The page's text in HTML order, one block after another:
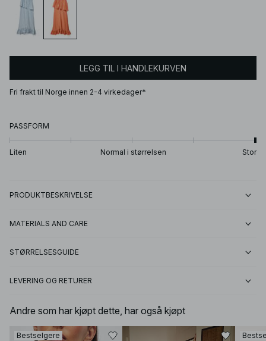
LEGG TIL I HANDLEKURVEN
Fri frakt til Norge innen 2-4 virkedager*
PASSFORM
Liten Normal i størrelsen Stor
PRODUKTBESKRIVELSE
MATERIALS AND CARE
STØRRELSESGUIDE
LEVERING OG RETURER
Andre som har kjøpt dette, har også kjøpt
Bestselgere